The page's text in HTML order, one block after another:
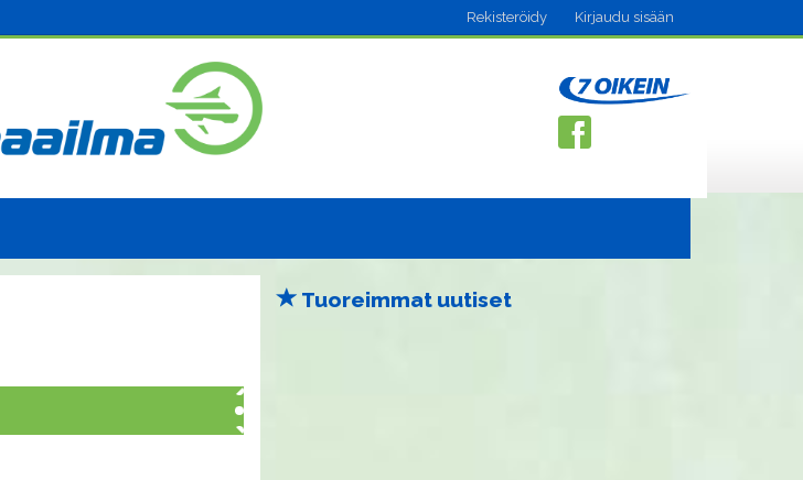
Rekisteröidy Kirjaudu sisään
Tuoreimmat uutiset